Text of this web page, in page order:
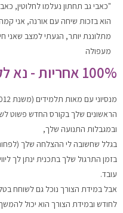
"כאבי גב תחתון נעלמו לחלוטין,
הוא בזכות שיחה עם אורנה, אני
מתלוננת יותר, הגעתי למצב שאני
מעפולה
100% אחריות - נא לקרוא היטב
הראשונים שלך בקורס החדש פשוט
ובמגבלות התנועה שלך,
בגלל שחשובה לי ההצלחה שלך
בזמן התרגול שלך בתכנית ינתן לך
עובד.
אבל במידת הצורך נוכל גם לשוחח
לחודש ובמידת הצורך הוא יכול